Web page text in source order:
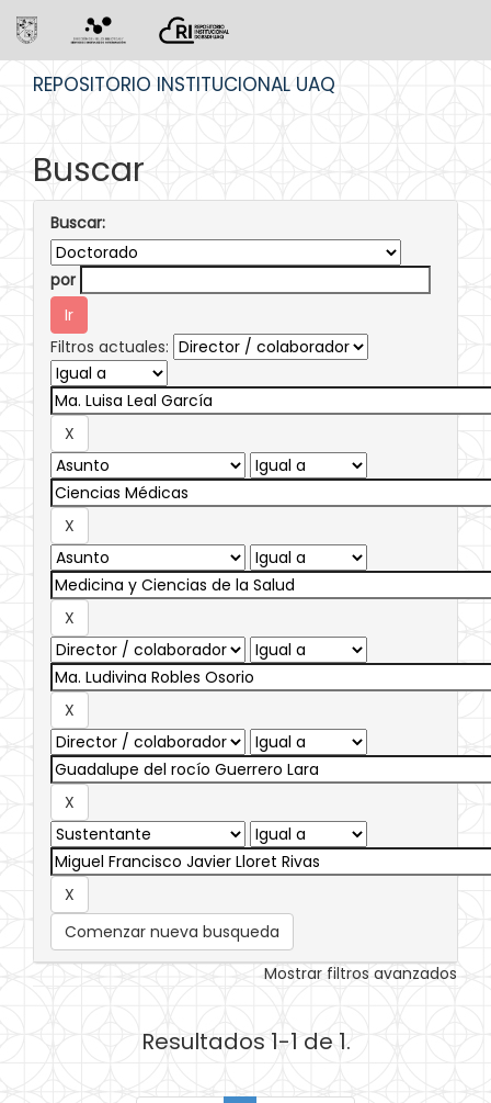
REPOSITORIO INSTITUCIONAL UAQ
Buscar
Buscar:
por
Filtros actuales:
Comenzar nueva busqueda
Mostrar filtros avanzados
Resultados 1-1 de 1.